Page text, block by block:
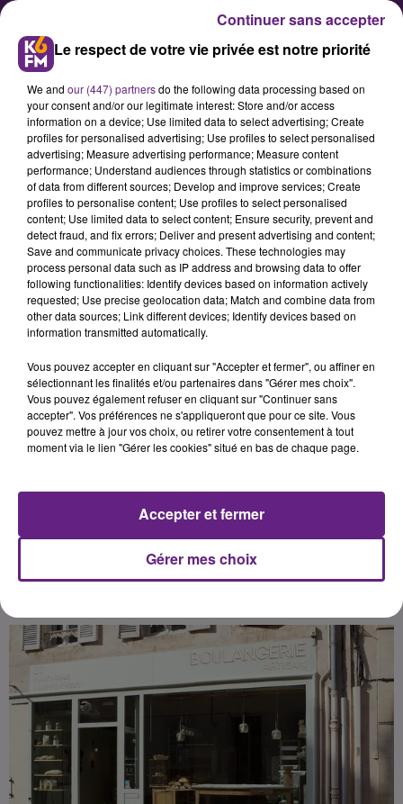
Côte-d’Or : la Chambre des
Métiers et de l’Artisanat de
Bourgogne-Franche-Comté de
passage à Beaune ce jeudi
Le président et la vice-présidente
de la CMA BFC au niveau
Beaune ce jeudi 28 mai.
Accompagnés du président
territorial Sud Côte-d’Or de la CMA,
ils vont visiter sept entreprises
Publié : 26 mai 2026 à 18h30 par
Le respect de votre vie privée est notre priorité
We and our (447) partnersdo the following data processing based on
your consent and/or our legitimate interest: Store and/or access
information on a device; Use limited data to select advertising; Create
profiles for personalised advertising; Use profiles to select personalised
advertising; Measure advertising performance; Measure content
performance; Understand audiences through statistics or combinations
of data from different sources; Develop and improve services; Create
profiles to personalise content; Use profiles to select personalised
content; Use limited data to select content; Ensure security, prevent and
detect fraud, and fix errors; Deliver and present advertising and content;
Save and communicate privacy choices. These technologies may
process personal data such as IP address and browsing data to offer
following functionalities: Identify devices based on information actively
requested; Use precise geolocation data; Match and combine data from
other data sources; Link different devices; Identify devices based on
information transmitted automatically.
Vous pouvez accepter en cliquant sur "Accepter et fermer", ou affiner en
sélectionnant les finalités et/ou partenaires dans "Gérer mes choix".
Vous pouvez également refuser en cliquant sur "Continuer sans
accepter". Vos préférences ne s'appliqueront que pour ce site. Vous
pouvez mettre à jour vos choix, ou retirer votre consentement à tout
moment via le lien "Gérer les cookies" situé en bas de chaque page.
Gérer mes choix
Accepter et fermer
Continuer sans accepter